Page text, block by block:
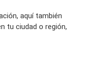
aquí también
tu ciudad o región,